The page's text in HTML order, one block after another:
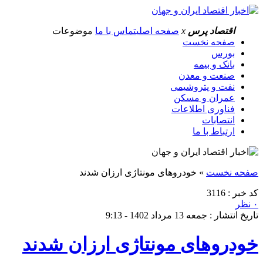
اقتصاد پرس x صفحه اصلیتماس با ما موضوعات
صفحه نخست
بورس
بانک و بیمه
صنعت و معدن
نفت و پتروشیمی
عمران و مسکن
فناوری اطلاعات
انتصابات
ارتباط با ما
صفحه نخست » خودرو‌های مونتاژی ارزان شدند
کد خبر : 3116
۰ نظر
تاریخ انتشار : جمعه 13 مرداد 1402 - 9:13
خودرو‌های مونتاژی ارزان شدند